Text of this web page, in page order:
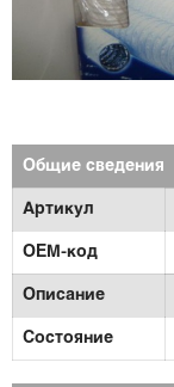
Общие сведения
Артикул
OEM-код
Описание
Состояние